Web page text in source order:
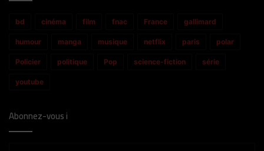
bd cinéma film fnac France gallimard
humour manga musique netflix paris polar
Policier politique Pop science-fiction série
youtube
Abonnez-vous i